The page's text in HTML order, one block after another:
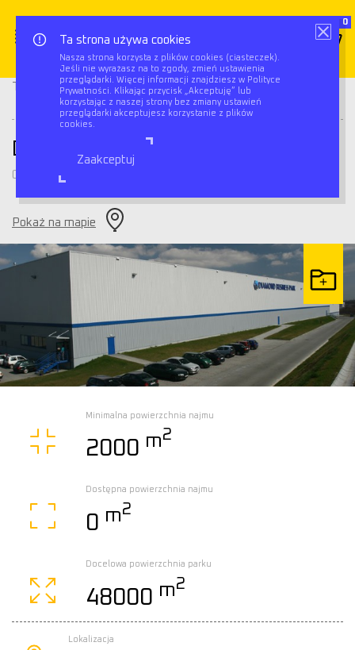
Ta strona używa cookies
Nasza strona korzysta z plików cookies (ciasteczek).
Jeśli nie wyrażasz na to zgody, zmień ustawienia
przeglądarki. Więcej informacji znajdziesz w Polityce
Prywatności. Klikając przycisk „Akceptuję” lub
korzystając z naszej strony bez zmiany ustawień
przeglądarki akceptujesz korzystanie z plików
cookies.
Zaakceptuj
0
Triflow Magazyny
Diamond Business Park
Gliwice
Diamond Business Park Gliwice
Gliwice
Pokaż na mapie
Minimalna powierzchnia najmu
2000 m2
Dostępna powierzchnia najmu
0 m2
Docelowa powierzchnia parku
48000 m2
Lokalizacja